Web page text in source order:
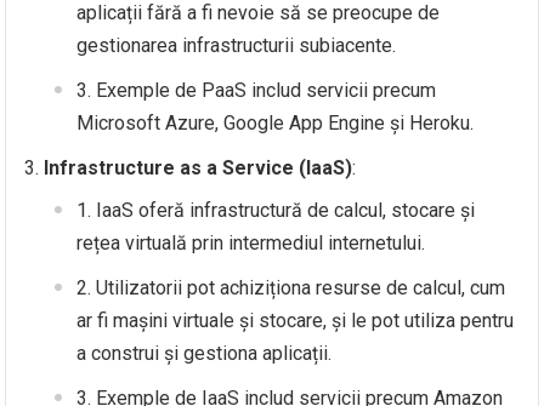
aplicații fără a fi nevoie să se preocupe de
gestionarea infrastructurii subiacente.
Exemple de PaaS includ servicii precum
Microsoft Azure, Google App Engine și Heroku.
Infrastructure as a Service (IaaS):
IaaS oferă infrastructură de calcul, stocare și
rețea virtuală prin intermediul internetului.
Utilizatorii pot achiziționa resurse de calcul, cum
ar fi mașini virtuale și stocare, și le pot utiliza pentru
a construi și gestiona aplicații.
Exemple de IaaS includ servicii precum Amazon